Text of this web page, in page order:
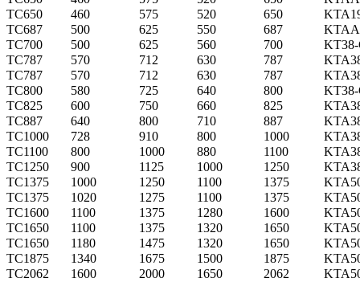
TC650
460 575 520 650
TC687
500 625 550 687
TC700
500 625 560 700
TC787
570 712 630 787
TC787
570 712 630 787
TC800
580 725 640 800
TC825
600 750 660 825
TC887
640 800 710 887
TC1000
728 910 800 1000
TC1100
800 1000 880 1100
TC1250
900 1125 1000 1250
TC1375
1000 1250 1100 1375
TC1375
1020 1275 1100 1375
TC1600
1100 1375 1280 1600
TC1650
1100 1375 1320 1650
TC1650
1180 1475 1320 1650
TC1875
1340 1675 1500 1875
TC2062
1600 2000 1650 2062